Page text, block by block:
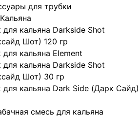
для трубки
для кальяна Darkside Shot
Шот) 120 гр
для кальяна Element
для кальяна Darkside Shot
Шот) 30 гр
для кальяна Dark Side (Дарк Сайд)
смесь для кальяна